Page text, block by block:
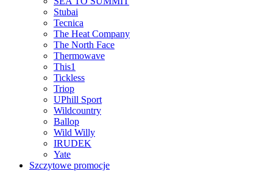
Stubai
Tecnica
The Heat Company
The North Face
Thermowave
This1
Tickless
Triop
UPhill Sport
Wildcountry
Ballop
Wild Willy
IRUDEK
Yate
Szczytowe promocje